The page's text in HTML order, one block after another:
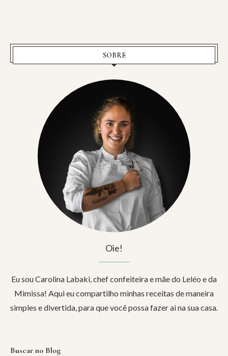
SOBRE
Oie!
Eu sou Carolina Labaki, chef confeiteira e mãe do Leléo e da
Mimissa! Aqui eu compartilho minhas receitas de maneira
simples e divertida, para que você possa fazer ai na sua casa.
Buscar no Blog